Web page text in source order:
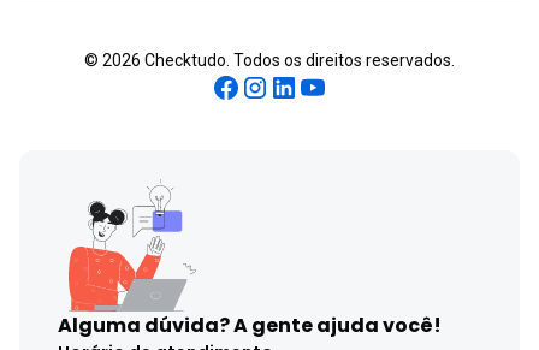
© 2026 Checktudo. Todos os direitos reservados.
Alguma dúvida?A gente ajuda você!